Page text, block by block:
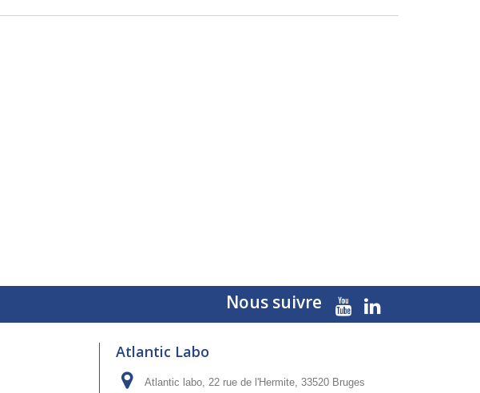
Nous suivre
Atlantic Labo
Atlantic labo, 22 rue de l'Hermite, 33520 Bruges